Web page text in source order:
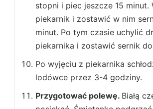
stopni i piec jeszcze 15 minut.
piekarnik i zostawić w nim
minut. Po tym czasie uchylić
piekarnika i zostawić sernik
Po wyjęciu z piekarnika
lodówce przez 3-4 godziny.
Przygotować polewę. Białą